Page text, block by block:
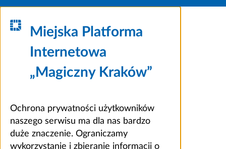
Miejska Platforma
Internetowa
„Magiczny Kraków”
Ochrona prywatności użytkowników
naszego serwisu ma dla nas bardzo
duże znaczenie. Ograniczamy
wykorzystanie i zbieranie informacji o